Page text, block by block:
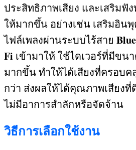
ประสิทธิภาพเสียง และเสริมฟั
ให้มากขึ้น อย่างเช่น เสริมอิน
ไฟล์เพลงผ่านระบบไร้สาย
Fi เข้ามาให้ ใช้ไดเวอร์ที่มีขน
มากขึ้น ทำให้ได้เสียงที่ครอบค
กว่า ส่งผลให้ได้คุณภาพเสียงที่
ไม่มีอาการสำลักหรือจัดจ้าน
วิธีการเลือกใช้งาน